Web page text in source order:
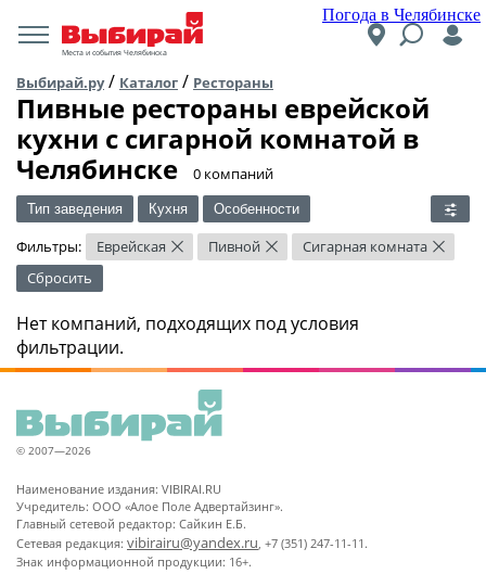
Погода в Челябинске
Места и события Челябинска
Выбирай.ру/ Каталог / Рестораны
Пивные рестораны еврейской
кухни c сигарной комнатой в
Челябинске
​0 компаний
Тип заведения Кухня Особенности
Фильтры: Еврейская × Пивной × Сигарная комната ×
Сбросить
Нет компаний, подходящих под условия
фильтрации.
© 2007—2026
Наименование издания: VIBIRAI.RU
Учредитель: ООО «Алое Поле Адвертайзинг».
Главный сетевой редактор: Сайкин Е.Б.
Сетевая редакция: vibirairu@yandex.ru, +7 (351) 247-11-11.
Знак информационной продукции: 16+.